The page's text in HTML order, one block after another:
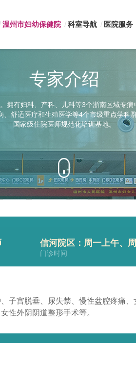
温州市妇幼保健院 科室导航 医院服务
专家介绍
拥有妇科、产科、儿科等3个浙南区域专
、舒适医疗和生殖医学等4个市级重点学科
国家级住院医师规范化培训基地。
信河院区：周一上午、
门诊时间
子宫脱垂、尿失禁、慢性盆腔疼痛
性外阴阴道整形手术等。